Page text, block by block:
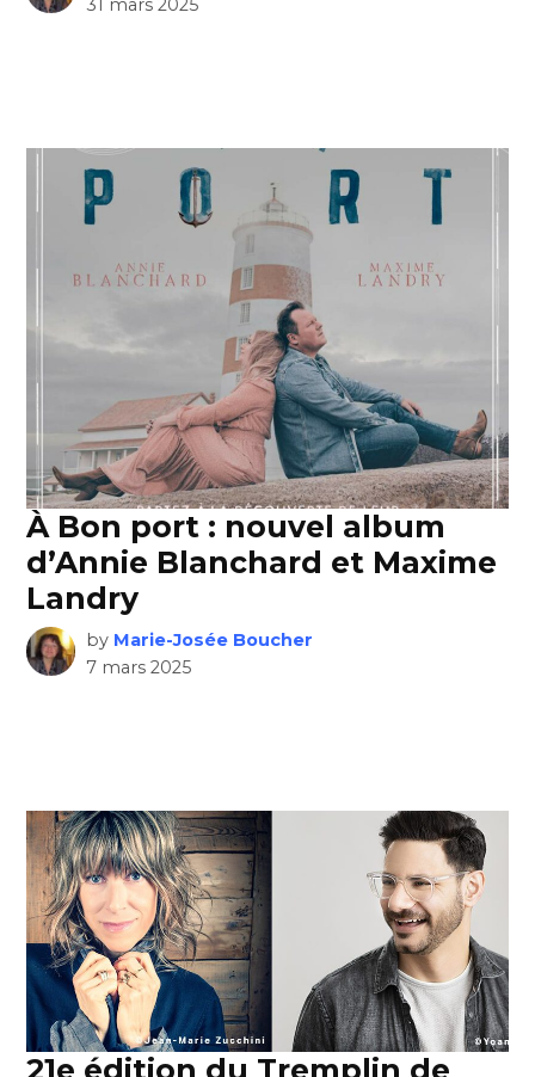
31 mars 2025
À Bon port : nouvel album
d’Annie Blanchard et Maxime
Landry
by Marie-Josée Boucher
7 mars 2025